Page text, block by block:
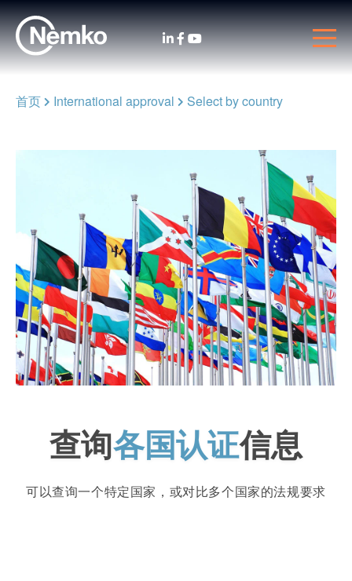
首页 International approval Select by country
查询各国认证信息
可以查询一个特定国家，或对比多个国家的法规要求